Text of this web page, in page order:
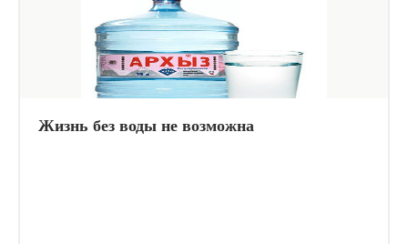
Жизнь без воды не возможна